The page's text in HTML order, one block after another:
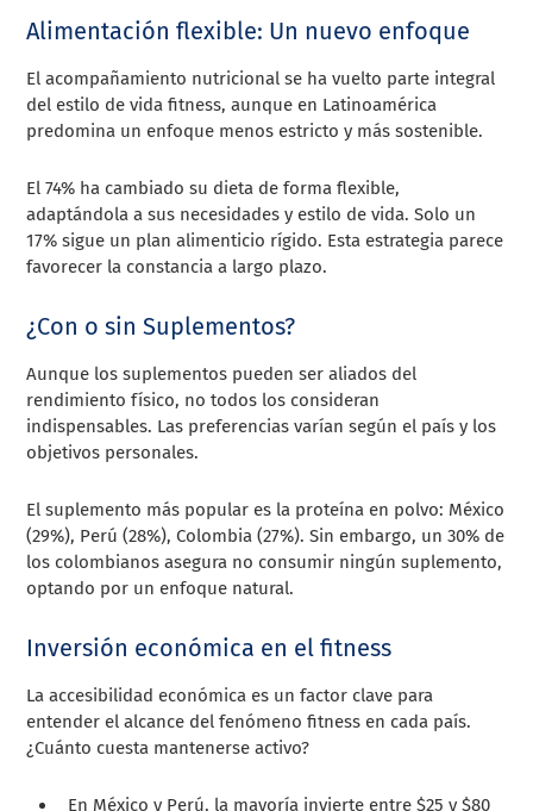
Alimentación flexible: Un nuevo enfoque
El acompañamiento nutricional se ha vuelto parte integral
del estilo de vida fitness, aunque en Latinoamérica
predomina un enfoque menos estricto y más sostenible.
El 74% ha cambiado su dieta de forma flexible,
adaptándola a sus necesidades y estilo de vida. Solo un
17% sigue un plan alimenticio rígido. Esta estrategia parece
favorecer la constancia a largo plazo.
¿Con o sin Suplementos?
Aunque los suplementos pueden ser aliados del
rendimiento físico, no todos los consideran
indispensables. Las preferencias varían según el país y los
objetivos personales.
El suplemento más popular es la proteína en polvo: México
(29%), Perú (28%), Colombia (27%). Sin embargo, un 30% de
los colombianos asegura no consumir ningún suplemento,
optando por un enfoque natural.
Inversión económica en el fitness
La accesibilidad económica es un factor clave para
entender el alcance del fenómeno fitness en cada país.
¿Cuánto cuesta mantenerse activo?
En México y Perú, la mayoría invierte entre $25 y $80